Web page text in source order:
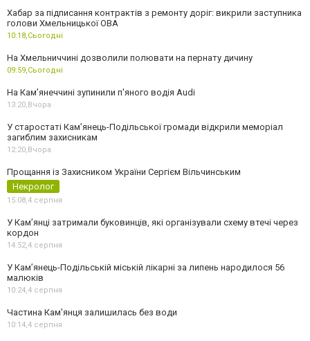
Хабар за підписання контрактів з ремонту доріг: викрили заступника
голови Хмельницької ОВА
10:18,Сьогодні
На Хмельниччині дозволили полювати на пернату дичину
09:59,Сьогодні
На Камʼянеччині зупинили п'яного водія Audi
13:20, Вчора
У старостаті Кам’янець-Подільської громади відкрили меморіал
загиблим захисникам
12:20, Вчора
Прощання із Захисником України Сергієм Вільчинським
Некролог
15:08,4 серпня
У Кам’янці затримали буковинців, які організували схему втечі через
кордон
14:52,4 серпня
У Кам’янець-Подільській міській лікарні за липень народилося 56
малюків
10:24,4 серпня
Частина Кам'янця залишилась без води
10:14,4 серпня